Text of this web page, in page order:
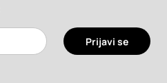
Prijavi se